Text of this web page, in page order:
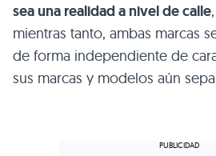
sea una realidad a nivel de calle
mientras tanto, ambas marcas
de forma independiente de
sus marcas y modelos aún